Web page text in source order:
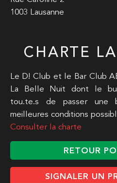
1003 Lausanne
CHARTE
Le D! Club et le Bar Club
La Belle Nuit dont le
tou.te.s de passer une
meilleures conditions
Consulter la charte
RETOUR
SIGNALER UN